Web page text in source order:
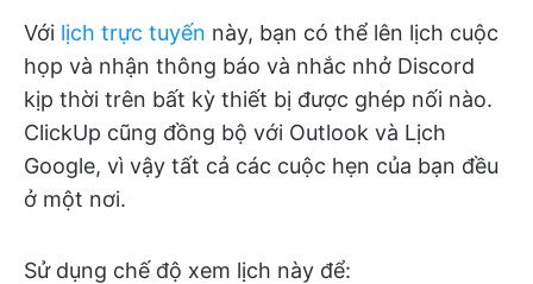
Với lịch trực tuyến này, bạn có thể lên lịch cuộc
họp và nhận thông báo và nhắc nhở Discord
kịp thời trên bất kỳ thiết bị được ghép nối nào.
ClickUp cũng đồng bộ với Outlook và Lịch
Google, vì vậy tất cả các cuộc hẹn của bạn đều
ở một nơi.
Sử dụng chế độ xem lịch này để: